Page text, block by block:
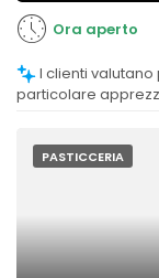
Ora aperto
particolare
PASTICCERIA